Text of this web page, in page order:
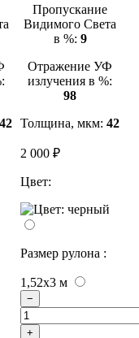
42
Пропускание
Видимого Света
в %: 9
Отражение УФ
излучения в %:
98
Толщина, мкм:42
2 000 ₽
Цвет:
Размер рулона :
1,52x3 м
−
+